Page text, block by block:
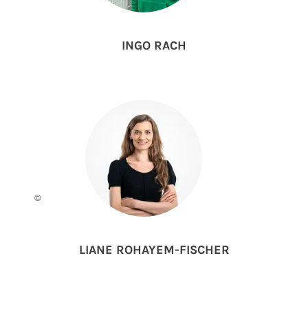
INGO RACH
©
LIANE ROHAYEM-FISCHER